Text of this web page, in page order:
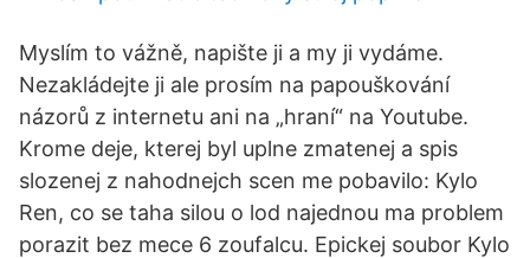
Myslím to vážně, napište ji a my ji vydáme.
Nezakládejte ji ale prosím na papouškování
názorů z internetu ani na „hraní“ na Youtube.
Krome deje, kterej byl uplne zmatenej a spis
slozenej z nahodnejch scen me pobavilo: Kylo
Ren, co se taha silou o lod najednou ma problem
porazit bez mece 6 zoufalcu. Epickej soubor Kylo